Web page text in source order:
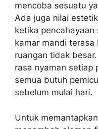
mencoba sesuatu
Ada juga nilai
ketika
kamar mandi terasa
ruangan tidak
rasa nyaman
semua butuh
sebelum mulai hari.
Untuk